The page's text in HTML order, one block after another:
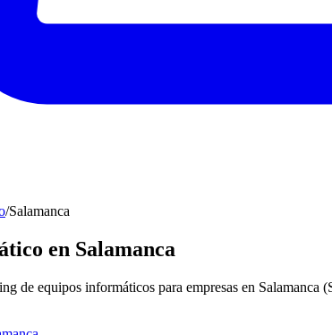
/Salamanca
en Salamanca
de equipos informáticos para empresas en Salamanca (